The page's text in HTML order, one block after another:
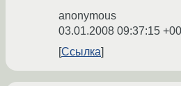
anonymous
03.01.2008 09:37:15
Ссылка